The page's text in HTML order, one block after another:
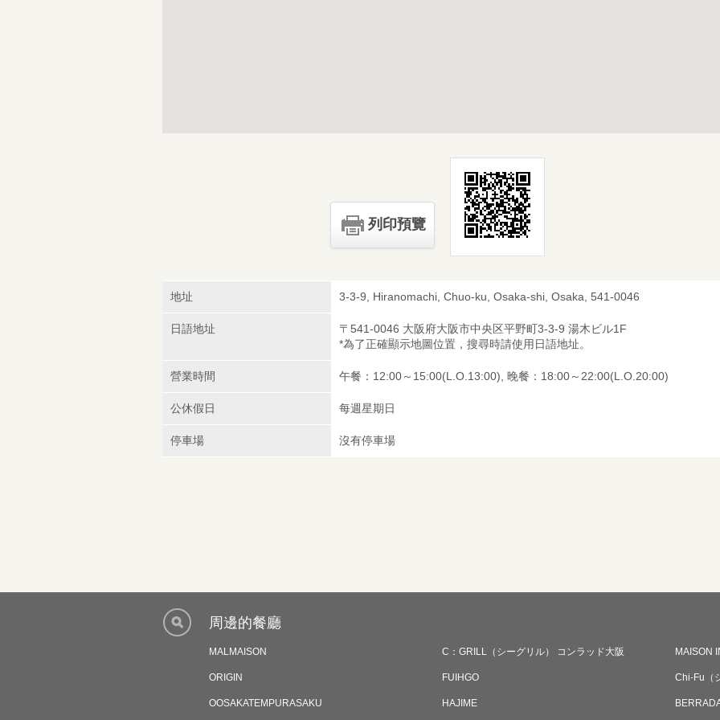
列印預覽
地址 3-3-9, Hiranomachi, Chuo-ku, Osaka-shi, Osaka, 541-0046
日語地址
〒541-0046 大阪府大阪市中央区平野町3-3-9 湯木ビル1F
*為了正確顯示地圖位置，搜尋時請使用日語地址。
營業時間 午餐：12:00～15:00(L.O.13:00), 晚餐：18:00～22:00(L.O.20:00)
公休假日 每週星期日
停車場 沒有停車場
周邊的餐廳
MALMAISON C：GRILL（シーグリル） コンラッド大阪 MAISON
ORIGIN FUIHGO Chi‐Fu（
OOSAKATEMPURASAKU HAJIME